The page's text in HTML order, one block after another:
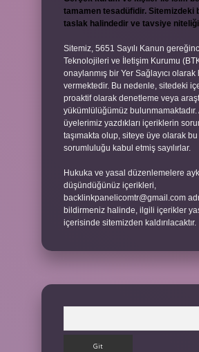
tamamen tesadüfidir. Sitemizdeki
taslak halindedir ve tavsiye niteliği
Sitemiz, 5651 Sayılı Kanun
Teknolojileri ve İletişim Kurumu
onaylanmış bir Yer Sağlayıcı olarak
vermektedir. Bu nedenle, sitedeki
proaktif olarak denetleme veya
yükümlülüğümüz bulunmamaktadır.
üyelerimiz yazdıkları içeriklerin
taşımakta olup, siteye üye olarak bu
sorumluluğu kabul etmiş sayılırlar.
Hukuka ve yasal düzenlemelere
düşündüğünüz içerikleri,
backlinkpanelicomtr@gmail.com
bildirmeniz halinde, ilgili içerikler
içerisinde sitemizden kaldırılacaktır.